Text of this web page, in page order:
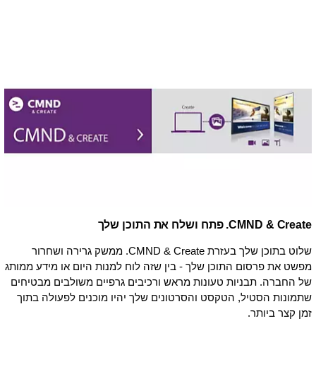
CMND & Create. פתח ושלח את התוכן שלך
שלוט בתוכן שלך בעזרת CMND & Create. ממשק גרירה ושחרור
מפשט את פרסום התוכן שלך - בין שזה לוח למנות היום או מידע ממותג
של החברה. תבניות טעונות מראש ורכיבים גרפיים משולבים מבטיחים
שתמונות הסטיל, הטקסט והסרטונים שלך יהיו מוכנים לפעולה בתוך
זמן קצר ביותר.